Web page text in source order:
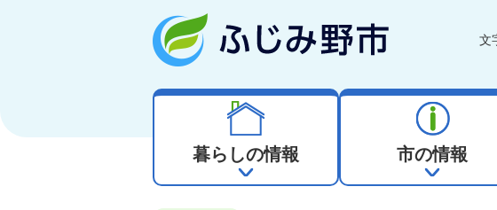
文
暮らしの情報 市の情報